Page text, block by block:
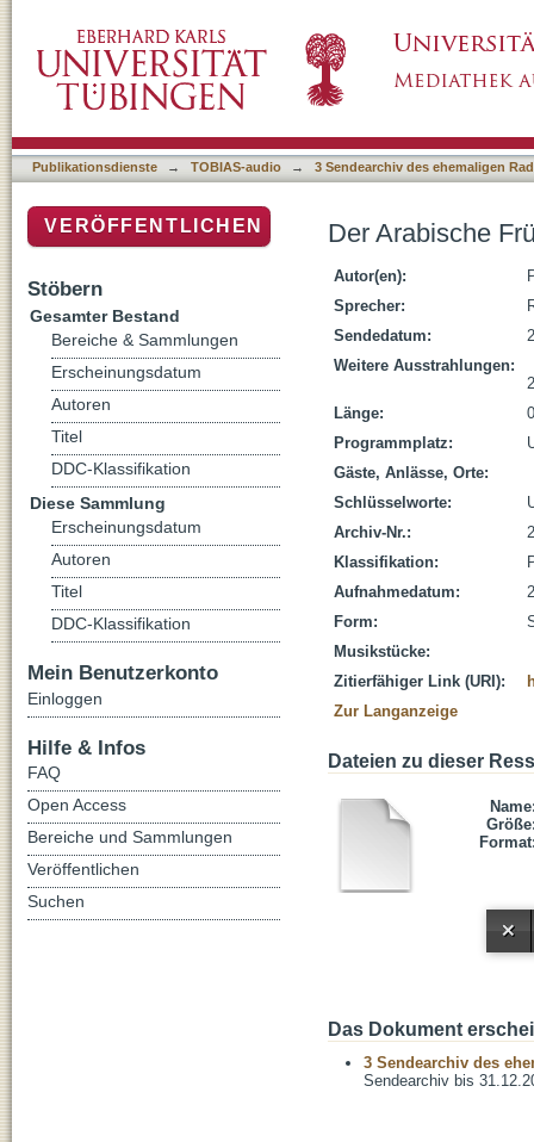
Publikationsdienste → TOBIAS-audio → 3 Sendearchiv des ehemaligen
Der Arabische
Autor(en):
Sprecher:
Sendedatum:
Weitere Ausstrahlungen:
Länge:
Programmplatz:
Gäste, Anlässe, Orte:
Schlüsselworte:
Archiv-Nr.:
Klassifikation:
Aufnahmedatum:
Form:
Musikstücke:
Zitierfähiger Link (URI):
Zur Langanzeige
Dateien zu dieser
Das Dokument
3 Sendearchiv des
Sendearchiv bis
VERÖFFENTLICHEN
Stöbern
Gesamter Bestand
Bereiche & Sammlungen
Erscheinungsdatum
Autoren
Titel
DDC-Klassifikation
Diese Sammlung
Erscheinungsdatum
Autoren
Titel
DDC-Klassifikation
Mein Benutzerkonto
Einloggen
Hilfe & Infos
FAQ
Open Access
Bereiche und Sammlungen
Veröffentlichen
Suchen